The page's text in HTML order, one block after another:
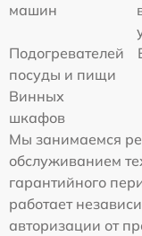
машин
Подогревателей
посуды и пищи
Винных
шкафов
Мы занимаемся
обслуживанием
гарантийного
работает
авторизации от